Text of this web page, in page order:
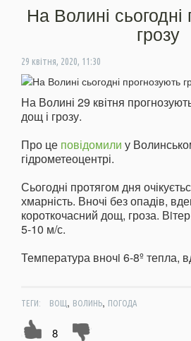
На Волині сьогодні
грозу
29 квітня, 2020, 11:30
На Волині 29 квітня
дощ і грозу.
Про це повідомили у
гідрометеоцентрі.
Сьогодні протягом дня
хмарність. Вночі без опадів,
короткочасний дощ, гроза.
5-10 м/с.
Температура вночi 6-8º тепла,
ТЕГИ: ВОЩ, ВОЛИНЬ, ПОГОДА
8